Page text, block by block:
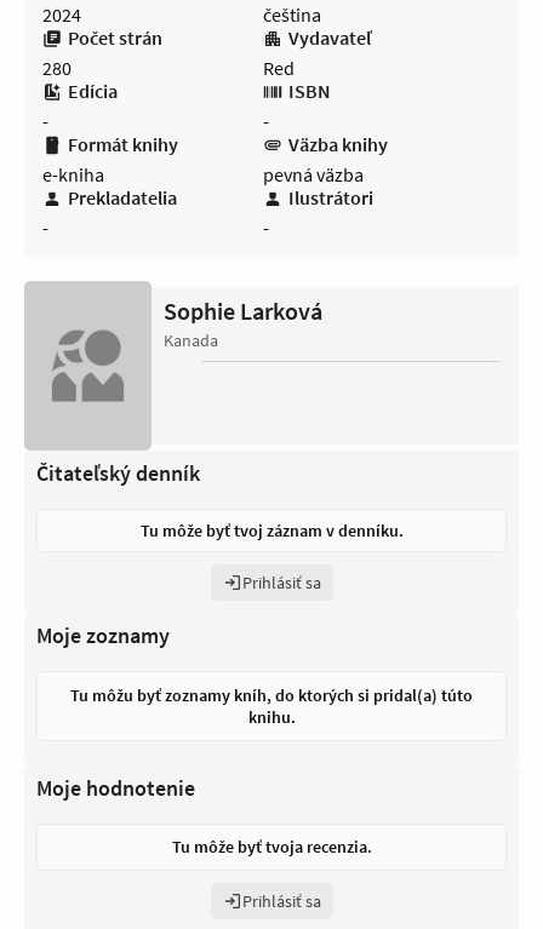
2024
čeština
Počet strán
280
Vydavateľ
Red
Edícia
-
ISBN
-
Formát knihy
e-kniha
Väzba knihy
pevná väzba
Prekladatelia
-
Ilustrátori
-
Sophie Larková
Kanada
Čitateľský denník
Tu môže byť tvoj záznam v denníku.
Prihlásiť sa
Moje zoznamy
Tu môžu byť zoznamy kníh, do ktorých si pridal(a) túto
knihu.
Moje hodnotenie
Tu môže byť tvoja recenzia.
Prihlásiť sa